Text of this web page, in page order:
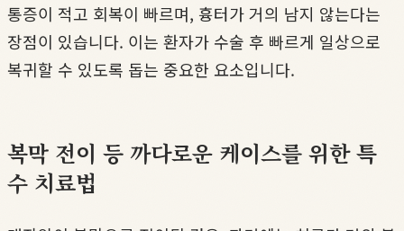
통증이 적고 회복이 빠르며, 흉터가 거의 남지 않는다는
장점이 있습니다. 이는 환자가 수술 후 빠르게 일상으로
복귀할 수 있도록 돕는 중요한 요소입니다.
복막 전이 등 까다로운 케이스를 위한 특
수 치료법